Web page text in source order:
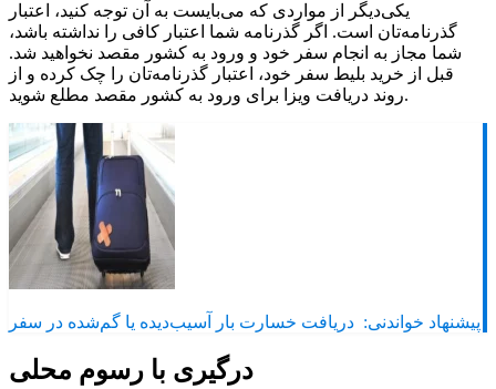
یکی‌دیگر از مواردی که می‌بایست به آن توجه کنید، اعتبار
گذرنامه‌تان است. اگر گذرنامه شما اعتبار کافی را نداشته باشد،
شما مجاز به انجام سفر خود و ورود به کشور مقصد نخواهید شد.
قبل از خرید بلیط سفر خود، اعتبار گذرنامه‌تان را چک کرده و از
روند دریافت ویزا برای ورود به کشور مقصد مطلع شوید.
پیشنهاد خواندنی: دریافت خسارت بار آسیب‌دیده یا گم‌شده در سفر
درگیری با رسوم محلی